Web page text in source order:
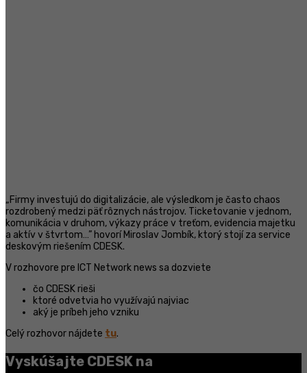
„Firmy investujú do digitalizácie, ale výsledkom je často chaos
rozdrobený medzi päť rôznych nástrojov. Ticketovanie v jednom,
komunikácia v druhom, výkazy práce v treťom, evidencia majetku
a aktív v štvrtom…” hovorí Miroslav Jombík, ktorý stojí za service
deskovým riešením CDESK.
V rozhovore pre ICT Network news sa dozviete
čo CDESK rieši
ktoré odvetvia ho využívajú najviac
aký je príbeh jeho vzniku
Celý rozhovor nájdete tu.
Vyskúšajte CDESK na